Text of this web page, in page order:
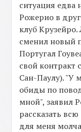
ситуация едва
Рожерио в
клуб
сменил новый
Португал
свой контракт
Сан-Паулу). "У
обиды по
мной", заявил
рассказать
для меня